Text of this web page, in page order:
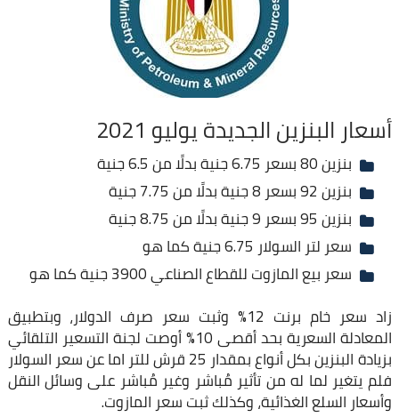
أسعار البنزين الجديدة يوليو 2021
بنزين 80 بسعر 6.75 جنية بدلًا من 6.5 جنية
بنزين 92 بسعر 8 جنية بدلًا من 7.75 جنية
بنزين 95 بسعر 9 جنية بدلًا من 8.75 جنية
سعر لتر السولار 6.75 جنية كما هو
سعر بيع المازوت للقطاع الصناعي 3900 جنية كما هو
زاد سعر خام برنت 12% وثبت سعر صرف الدولار، وبتطبيق
المعادلة السعرية بحد أقصى 10% أوصت لجنة التسعير التلقائي
بزيادة البنزين بكل أنواع بمقدار 25 قرش للتر اما عن سعر السولار
فلم يتغير لما له من تأثير مُباشر وغير مُباشر على وسائل النقل
وأسعار السلع الغذائية، وكذلك ثبت سعر المازوت.